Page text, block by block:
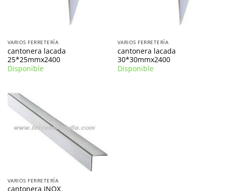
VARIOS FERRETERÍA
cantonera lacada
25*25mmx2400
Disponible
VARIOS FERRETERÍA
cantonera lacada
30*30mmx2400
Disponible
VARIOS FERRETERÍA
cantonera INOX